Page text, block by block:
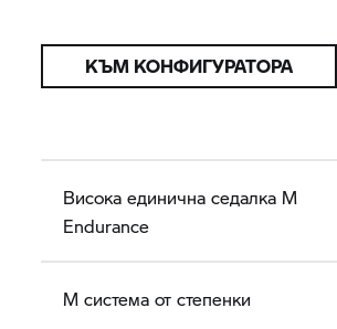
КЪМ КОНФИГУРАТОРА
Висока единична седалка M
Endurance
M система от степенки